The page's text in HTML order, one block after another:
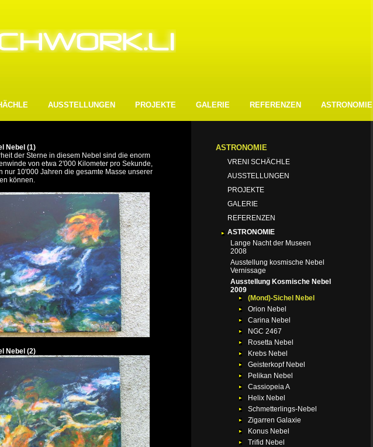
AUSSTELLUNGEN PROJEKTE GALERIE REFERENZEN ASTRONOMIE
Nebel (1)
der Sterne in diesem Nebel sind die enorm
von etwa 2'000 Kilometer pro Sekunde,
nur 10'000 Jahren die gesamte Masse unserer
können.
Nebel (2)
ASTRONOMIE
VRENI SCHÄCHLE
AUSSTELLUNGEN
PROJEKTE
GALERIE
REFERENZEN
ASTRONOMIE
Lange Nacht der Museen
2008
Ausstellung kosmische Nebel
Vernissage
Ausstellung Kosmische Nebel
2009
(Mond)-Sichel Nebel
Orion Nebel
Carina Nebel
NGC 2467
Rosetta Nebel
Krebs Nebel
Geisterkopf Nebel
Pelikan Nebel
Cassiopeia A
Helix Nebel
Schmetterlings-Nebel
Zigarren Galaxie
Konus Nebel
Trifid Nebel